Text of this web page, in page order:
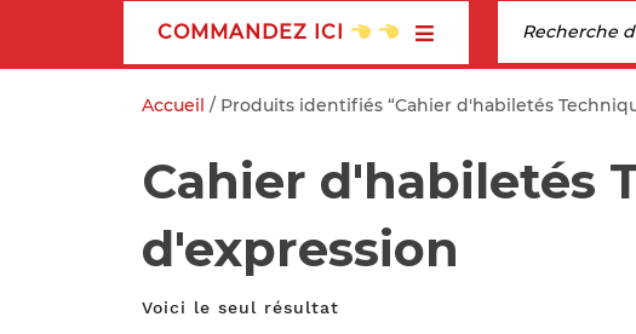
COMMANDEZ ICI
Accueil / Produits identifiés “Cahier d'habiletés
Cahier d'habiletés
d'expression
Voici le seul résultat